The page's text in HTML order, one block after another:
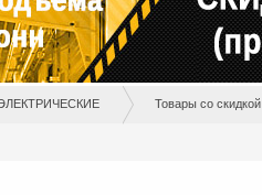
Товары со скидкой